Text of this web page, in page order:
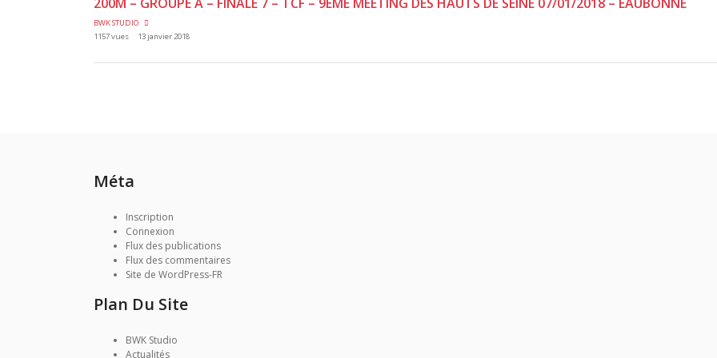
BWK STUDIO
1157 vues
13 janvier 2018
Méta
Inscription
Connexion
Flux des publications
Flux des commentaires
Site de WordPress-FR
Plan Du Site
BWK Studio
Actualités